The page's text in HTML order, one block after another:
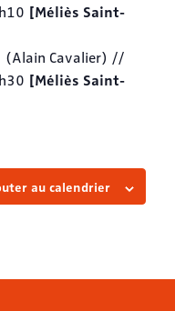
[Méliès Saint-
Cavalier) //
[Méliès Saint-
au calendrier